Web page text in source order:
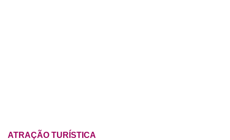
ATRAÇÃO TURÍSTICA